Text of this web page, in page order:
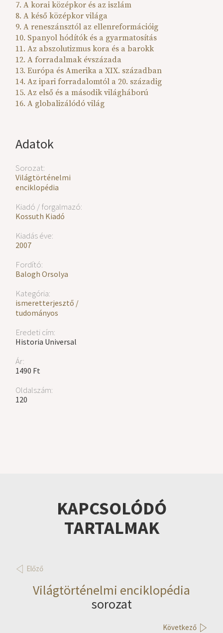
Adatok
Sorozat:
Világtörténelmi
enciklopédia
Kiadó / forgalmazó:
Kossuth Kiadó
Kiadás éve:
2007
Fordító:
Balogh Orsolya
Kategória:
ismeretterjesztő /
tudományos
Eredeti cím:
Historia Universal
Ár:
1490 Ft
Oldalszám:
120
7. A korai középkor és az iszlám
8. A késő középkor világa
9. A reneszánsztól az ellenreformációig
10. Spanyol hódítók és a gyarmatosítás
11. Az abszolutizmus kora és a barokk
12. A forradalmak évszázada
13. Európa és Amerika a XIX. században
14. Az ipari forradalomtól a 20. századig
15. Az első és a második világháború
16. A globalizálódó világ
KAPCSOLÓDÓ
TARTALMAK
Előző
Világtörténelmi enciklopédia
sorozat
Következő